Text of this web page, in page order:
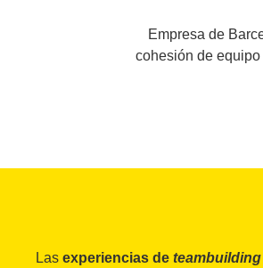
Empresa de
cohesión de
Las experiencias de teambuilding